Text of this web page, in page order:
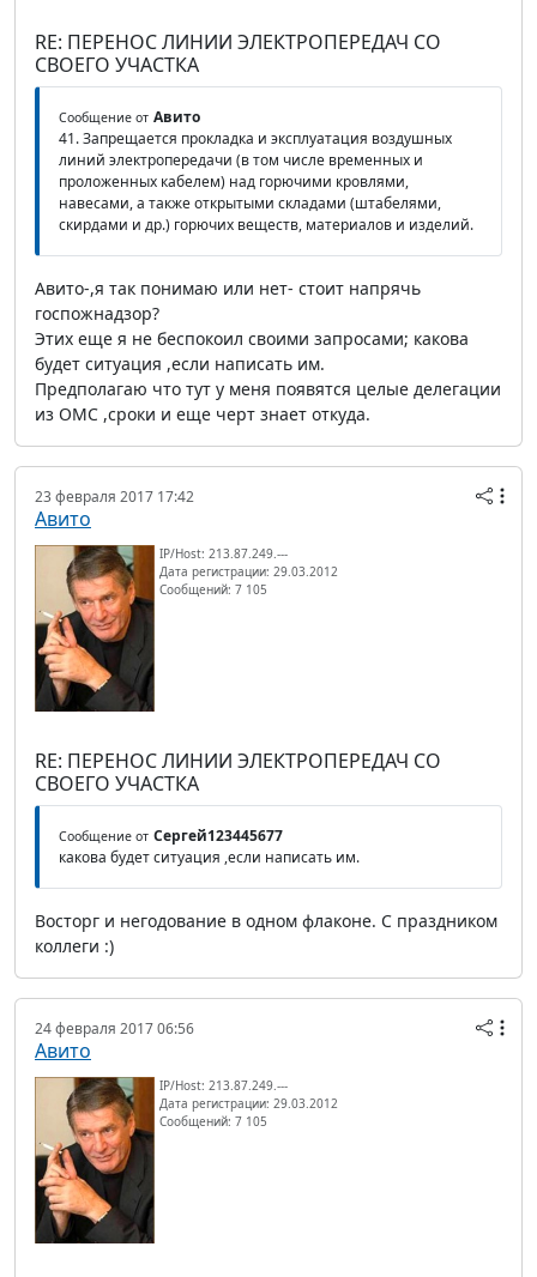
RE: ПЕРЕНОС ЛИНИИ ЭЛЕКТРОПЕРЕДАЧ СО
СВОЕГО УЧАСТКА
Сообщение от Авито
41. Запрещается прокладка и эксплуатация воздушных
линий электропередачи (в том числе временных и
проложенных кабелем) над горючими кровлями,
навесами, а также открытыми складами (штабелями,
скирдами и др.) горючих веществ, материалов и изделий.
Авито-,я так понимаю или нет- стоит напрячь
госпожнадзор?
Этих еще я не беспокоил своими запросами; какова
будет ситуация ,если написать им.
Предполагаю что тут у меня появятся целые делегации
из ОМС ,сроки и еще черт знает откуда.
23 февраля 2017 17:42
Авито
IP/Host: 213.87.249.---
Дата регистрации: 29.03.2012
Сообщений: 7 105
RE: ПЕРЕНОС ЛИНИИ ЭЛЕКТРОПЕРЕДАЧ СО
СВОЕГО УЧАСТКА
Сообщение от Сергей123445677
какова будет ситуация ,если написать им.
Восторг и негодование в одном флаконе. С праздником
коллеги :)
24 февраля 2017 06:56
Авито
IP/Host: 213.87.249.---
Дата регистрации: 29.03.2012
Сообщений: 7 105